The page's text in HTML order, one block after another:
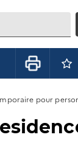
pour